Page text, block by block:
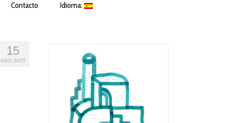
Contacto Idioma:
15
AGO 2025